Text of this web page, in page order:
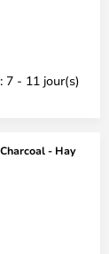
7 - 11 jour(s)
- Hay